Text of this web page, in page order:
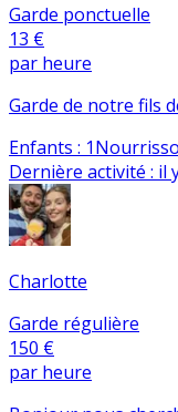
Garde ponctuelle
13 €
par heure
Garde de notre fils
Enfants : 1
Dernière activité : il
Charlotte
Garde régulière
150 €
par heure